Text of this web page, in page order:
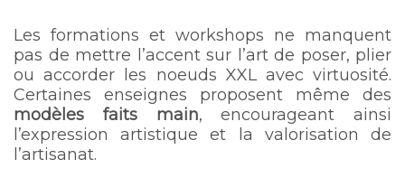
Les formations et workshops ne manquent
pas de mettre l’accent sur l’art de poser, plier
ou accorder les noeuds XXL avec virtuosité.
Certaines enseignes proposent même des
modèles faits main, encourageant ainsi
l’expression artistique et la valorisation de
l’artisanat.